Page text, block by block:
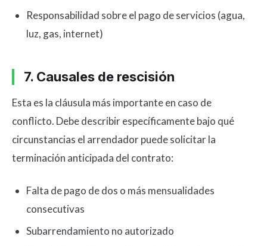
Responsabilidad sobre el pago de servicios (agua,
luz, gas, internet)
7. Causales de rescisión
Esta es la cláusula más importante en caso de
conflicto. Debe describir específicamente bajo qué
circunstancias el arrendador puede solicitar la
terminación anticipada del contrato:
Falta de pago de dos o más mensualidades
consecutivas
Subarrendamiento no autorizado